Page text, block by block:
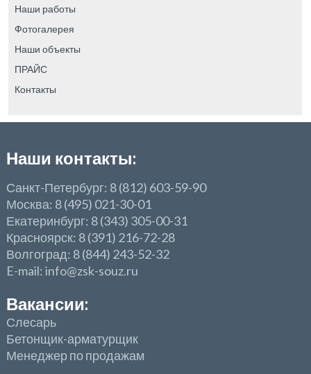
Наши работы
Фотогалерея
Наши объекты
ПРАЙС
Контакты
Наши контакты:
Санкт-Петербург: 8 (812) 603-59-90
Москва: 8 (495) 021-30-01
Екатеринбург: 8 (343) 305-00-31
Красноярск: 8 (391) 216-72-28
Волгоград: 8 (844) 243-52-32
E-mail: info@zsk-souz.ru
Вакансии:
Слесарь
Бетонщик-арматурщик
Менеджер по продажам